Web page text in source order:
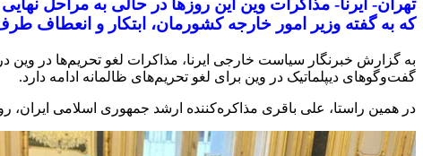
تهران- ایرنا- مذاکرات وین این روزها در حالی به مراحل
که به گفته وزیر امور خارجه کشورمان، ابتکار و انعطاف
به گزارش خبرنگار سیاست خارجی ایرنا، مذاکرات لغو تحریم‌ها در
گفت‌وگوهای دیپلماتیک در وین برای لغو تحریم‌های ظالمانه ادامه دارد.
در همین راستا، علی باقری مذاکره‌کننده ارشد جمهوری اسلامی ایران،